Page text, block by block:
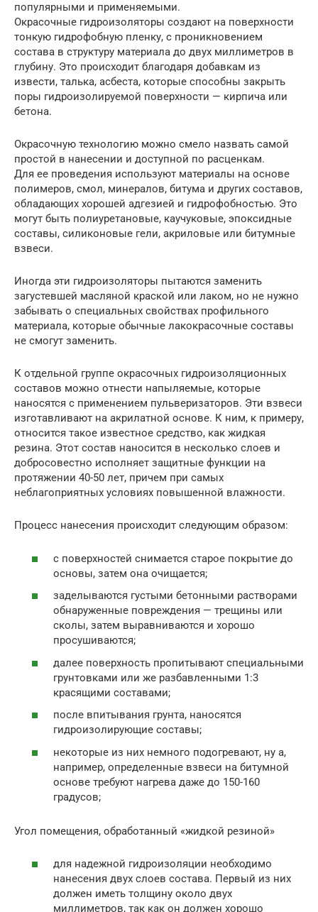
популярными и применяемыми.
Окрасочные гидроизоляторы создают на поверхности
тонкую гидрофобную пленку, с проникновением
состава в структуру материала до двух миллиметров в
глубину. Это происходит благодаря добавкам из
извести, талька, асбеста, которые способны закрыть
поры гидроизолируемой поверхности — кирпича или
бетона.
Окрасочную технологию можно смело назвать самой
простой в нанесении и доступной по расценкам.
Для ее проведения используют материалы на основе
полимеров, смол, минералов, битума и других составов,
обладающих хорошей адгезией и гидрофобностью. Это
могут быть полиуретановые, каучуковые, эпоксидные
составы, силиконовые гели, акриловые или битумные
взвеси.
Иногда эти гидроизоляторы пытаются заменить
загустевшей масляной краской или лаком, но не нужно
забывать о специальных свойствах профильного
материала, которые обычные лакокрасочные составы
не смогут заменить.
К отдельной группе окрасочных гидроизоляционных
составов можно отнести напыляемые, которые
наносятся с применением пульверизаторов. Эти взвеси
изготавливают на акрилатной основе. К ним, к примеру,
относится такое известное средство, как жидкая
резина. Этот состав наносится в несколько слоев и
добросовестно исполняет защитные функции на
протяжении 40-50 лет, причем при самых
неблагоприятных условиях повышенной влажности.
Процесс нанесения происходит следующим образом:
с поверхностей снимается старое покрытие до
основы, затем она очищается;
заделываются густыми бетонными растворами
обнаруженные повреждения — трещины или
сколы, затем выравниваются и хорошо
просушиваются;
далее поверхность пропитывают специальными
грунтовками или же разбавленными 1:3
красящими составами;
после впитывания грунта, наносятся
гидроизолирующие составы;
некоторые из них немного подогревают, ну а,
например, определенные взвеси на битумной
основе требуют нагрева даже до 150-160
градусов;
Угол помещения, обработанный «жидкой резиной»
для надежной гидроизоляции необходимо
нанесения двух слоев состава. Первый из них
должен иметь толщину около двух
миллиметров, так как он должен хорошо